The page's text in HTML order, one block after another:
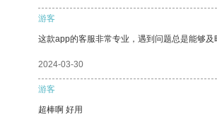
游客
这款app的客服非常专业，遇到问题总是能够
2024-03-30
游客
超棒啊 好用